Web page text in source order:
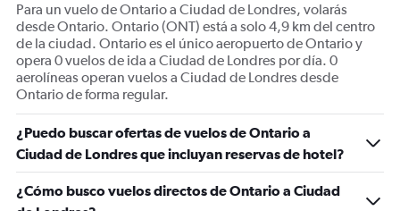
Para un vuelo de Ontario a Ciudad de Londres, volarás
desde Ontario. Ontario (ONT) está a solo 4,9 km del centro
de la ciudad. Ontario es el único aeropuerto de Ontario y
opera 0 vuelos de ida a Ciudad de Londres por día. 0
aerolíneas operan vuelos a Ciudad de Londres desde
Ontario de forma regular.
¿Puedo buscar ofertas de vuelos de Ontario a
Ciudad de Londres que incluyan reservas de hotel?
¿Cómo busco vuelos directos de Ontario a Ciudad